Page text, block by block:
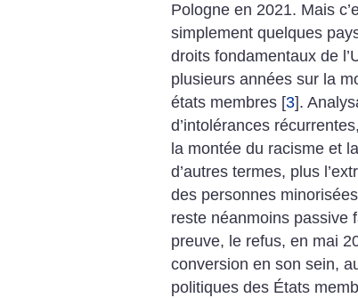
Pologne en 2021. Mais
simplement quelques
droits fondamentaux de
plusieurs années sur la
états membres [3].
d’intolérances
la montée du racisme et
d’autres termes, plus
des personnes
reste néanmoins passive
preuve, le refus, en mai
conversion en son sein,
politiques des États